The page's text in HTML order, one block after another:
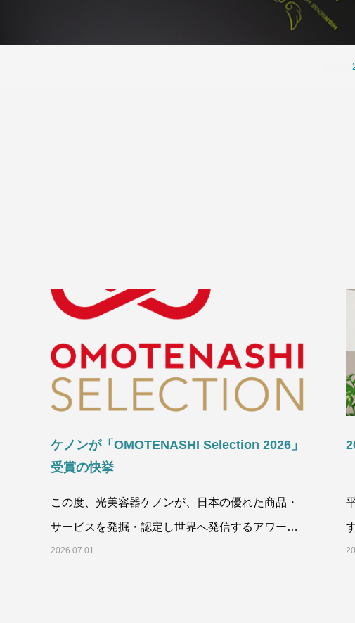
ケノンが「OMOTENASHI Selection 2026」
受賞の快挙
この度、光美容器ケノンが、日本の優れた商品・
サービスを発掘・認定し世界へ発信するアワード
「OMOTENASHI
2026.07.01